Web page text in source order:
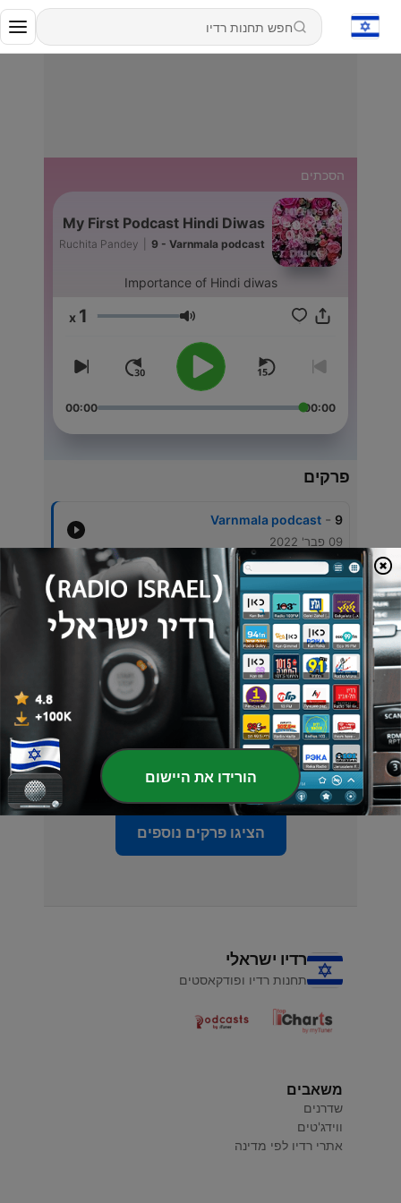
הסכתים
My First Podcast Hindi Diwas
Ruchita Pandey 9 - Varnmala podcast
Importance of Hindi diwas
עוצמת שמע 1
00:00
00:00
פרקים
9
-
Varnmala podcast
09 פבר' 2022
8
-
Varnmala
08 פבר' 2022
7
A aur aa kee matraa
08 פבר' 2022
6
-
Varnmala
27 ינו' 2022
5
-
Varnmala
24 ינו' 2022
הציגו פרקים נוספים
רדיו ישראלי
תחנות רדיו ופודקאסטים
משאבים
שדרנים
ווידג'טים
אתרי רדיו לפי מדינה
הורידו את היישום